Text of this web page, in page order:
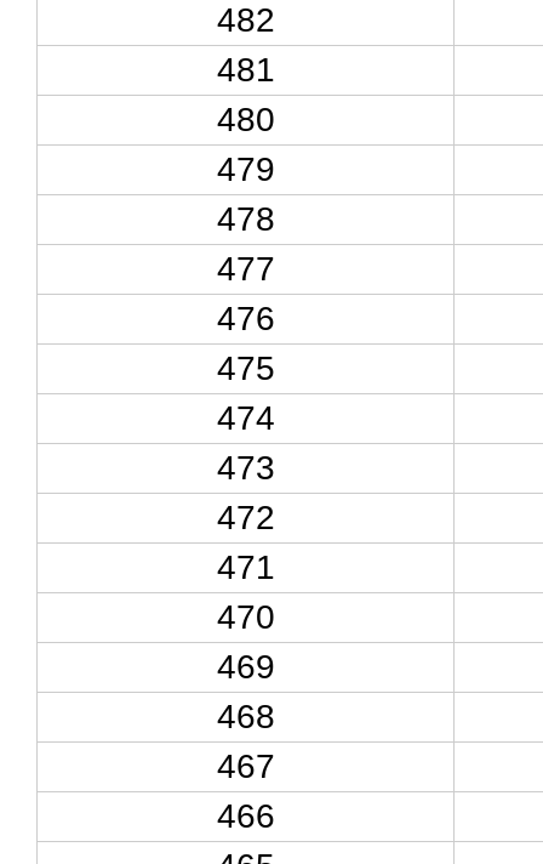
482
481
480
479
478
477
476
475
474
473
472
471
470
469
468
467
466